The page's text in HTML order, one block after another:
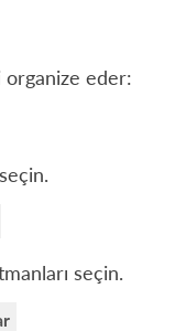
organize eder:
seçin.